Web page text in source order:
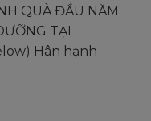
QUÀ ĐẦU NĂM
TẠI
Hân hạnh